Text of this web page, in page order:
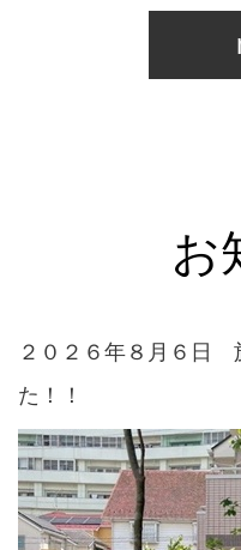
お
２０２６年８月６日
た！！